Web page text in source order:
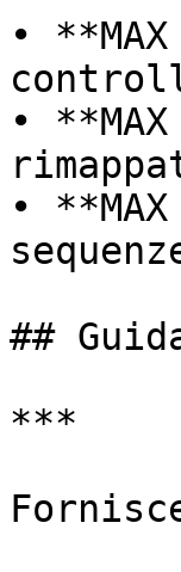
•
•
•
##
***